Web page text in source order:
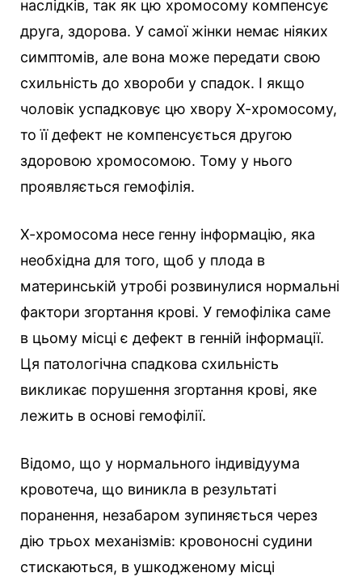
наслідків, так як цю хромосому компенсує
друга, здорова. У самої жінки немає ніяких
симптомів, але вона може передати свою
схильність до хвороби у спадок. І якщо
чоловік успадковує цю хвору Х-хромосому,
то її дефект не компенсується другою
здоровою хромосомою. Тому у нього
проявляється гемофілія.
Х-хромосома несе генну інформацію, яка
необхідна для того, щоб у плода в
материнській утробі розвинулися нормальні
фактори згортання крові. У гемофіліка саме
в цьому місці є дефект в генній інформації.
Ця патологічна спадкова схильність
викликає порушення згортання крові, яке
лежить в основі гемофілії.
Відомо, що у нормального індивідуума
кровотеча, що виникла в результаті
поранення, незабаром зупиняється через
дію трьох механізмів: кровоносні судини
стискаються, в ушкодженому місці